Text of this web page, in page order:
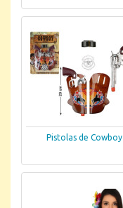
Pistolas de Cowboy